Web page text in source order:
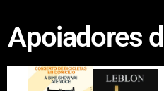
Apoiadores